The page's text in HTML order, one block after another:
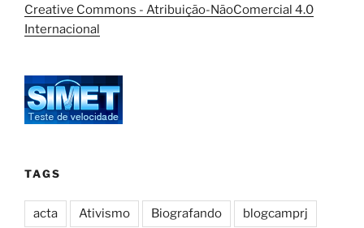
Creative Commons - Atribuição-NãoComercial 4.0
Internacional
TAGS
acta Ativismo Biografando blogcamprj